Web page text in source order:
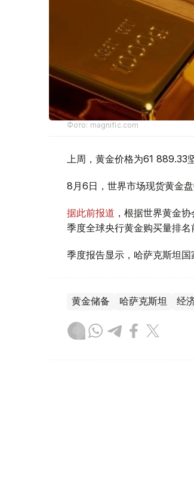
Фото: magnific.com
上周，黄金价格为61 889.33
8月6日，世界市场现货黄金
据此前报道 ，根据世界黄金
季度全球央行黄金购买量排名
季度报告显示，哈萨克斯坦国
黄金储备 哈萨克斯坦 经